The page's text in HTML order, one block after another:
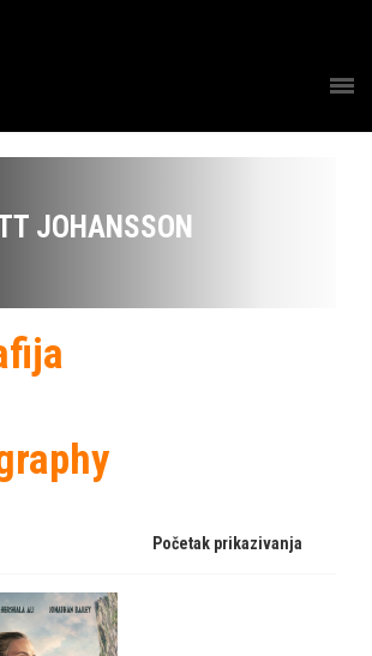
JOHANSSON
Početak prikazivanja